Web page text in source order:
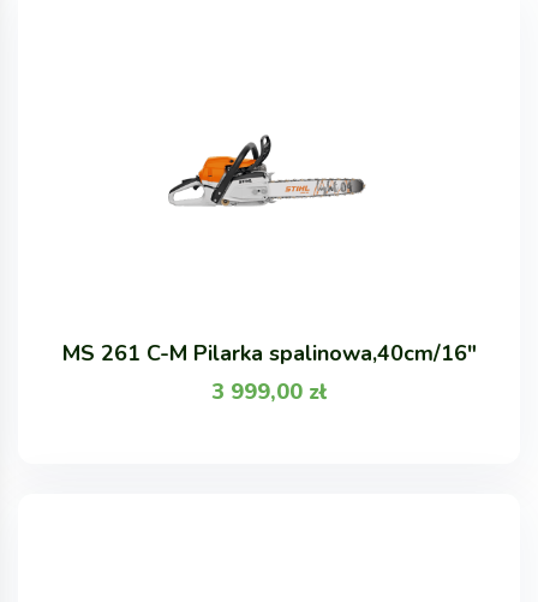
MS 261 C-M Pilarka spalinowa,40cm/16"
3 999,00 zł